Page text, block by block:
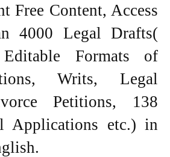
Free Content, Access
4000 Legal Drafts(
Editable Formats of
Writs, Legal
Petitions, 138
Applications etc.) in